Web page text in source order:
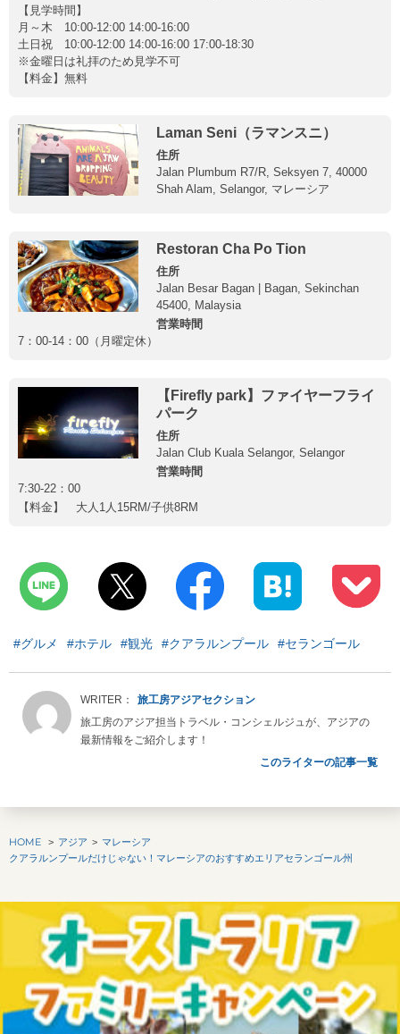
【見学時間】
月～木 10:00-12:00 14:00-16:00
土日祝 10:00-12:00 14:00-16:00 17:00-18:30
※金曜日は礼拝のため見学不可
【料金】無料
Laman Seni（ラマンスニ）
住所
Jalan Plumbum R7/R, Seksyen 7, 40000
Shah Alam, Selangor, マレーシア
Restoran Cha Po Tion
住所
Jalan Besar Bagan | Bagan, Sekinchan
45400, Malaysia
営業時間
7：00-14：00（月曜定休）
【Firefly park】ファイヤーフライ
パーク
住所
Jalan Club Kuala Selangor, Selangor
営業時間
7:30-22：00
【料金】 大人1人15RM/子供8RM
#グルメ #ホテル #観光 #クアラルンプール #セランゴール
旅工房アジアセクション
旅工房のアジア担当トラベル・コンシェルジュが、アジアの
最新情報をご紹介します！
このライターの記事一覧
HOME アジア
マレーシア
クアラルンプールだけじゃない！マレーシアのおすすめエリアセランゴール州